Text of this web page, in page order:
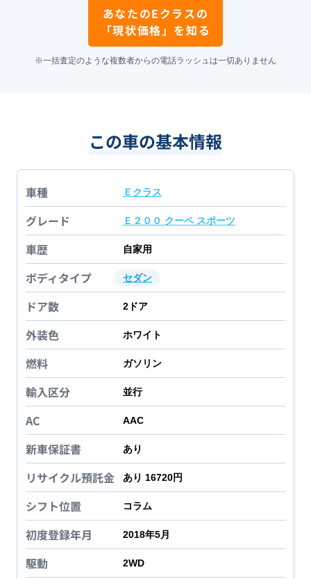
あなたのEクラスの
「現状価格」を知る
※一括査定のような複数者からの電話ラッシュは一切ありません
この車の基本情報
車種 Ｅクラス
グレード Ｅ２００ クーペ スポーツ
車歴 自家用
ボディタイプ セダン
ドア数 2 ドア
外装色 ホワイト
燃料 ガソリン
輸入区分 並行
AC AAC
新車保証書 あり
リサイクル預託金 あり 16720円
シフト位置 コラム
初度登録年月 2018年5月
駆動 2WD